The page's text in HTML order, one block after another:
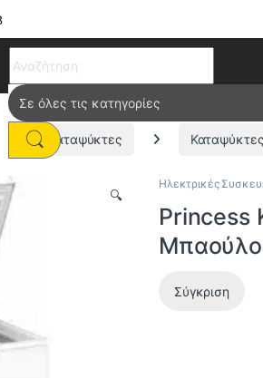
Καταψύκτες
🔍
Ηλεκτρικές
Princess
Μπαούλο
Σύγκριση